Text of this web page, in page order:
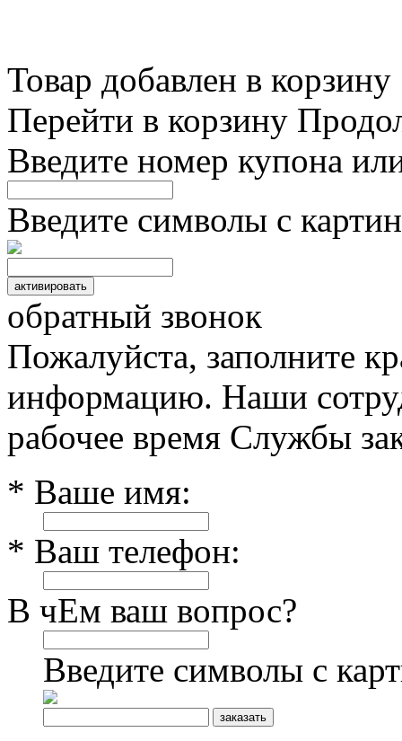
Товар добавлен в корзину
Перейти в корзину
Введите номер купона
Введите символы с
обратный звонок
Пожалуйста, заполните
информацию. Наши
рабочее время Службы
* Ваше имя:
* Ваш телефон:
В чЕм ваш вопрос?
Введите символы с